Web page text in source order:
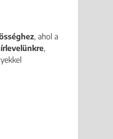
, ahol a
,